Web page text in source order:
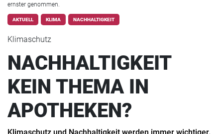
ernster genommen.
AKTUELL KLIMA NACHHALTIGKEIT
Klimaschutz
NACHHALTIGKEIT
KEIN THEMA IN
APOTHEKEN?
Klimaschutz und Nachhaltigkeit werden immer wichtiger.